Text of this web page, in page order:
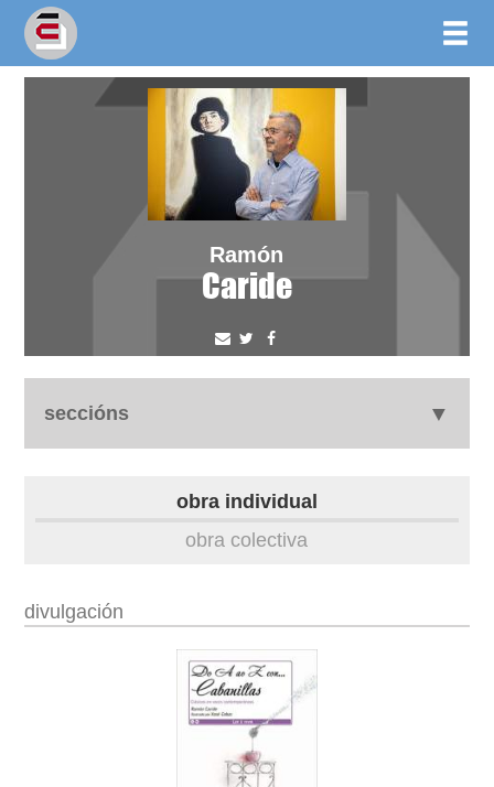
Ramón
Caride
seccións
materiais didácticos
obra individual
obra colectiva
divulgación